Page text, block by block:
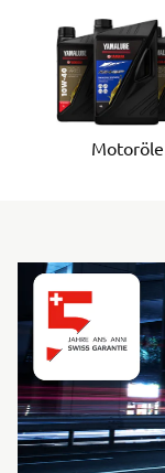
Motoröle